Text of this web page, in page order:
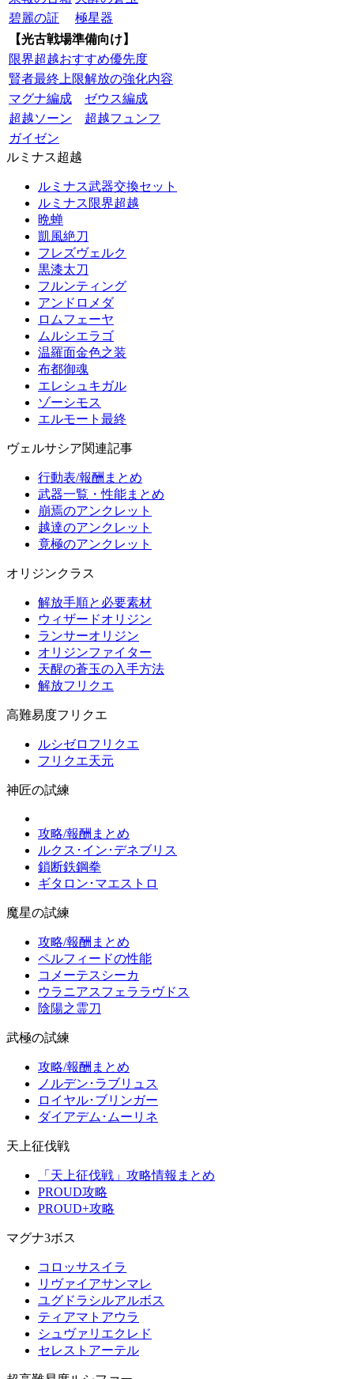
碧麗の証
極星器
【光古戦場準備向け】
限界超越おすすめ優先度
賢者最終上限解放の強化内容
マグナ編成
ゼウス編成
超越ソーン
超越フュンフ
ガイゼン
ルミナス超越
ルミナス武器交換セット
ルミナス限界超越
晩蝉
凱風絶刀
フレズヴェルク
黒漆太刀
フルンティング
アンドロメダ
ロムフェーヤ
ムルシエラゴ
温羅面金色之装
布都御魂
エレシュキガル
ゾーシモス
エルモート最終
ヴェルサシア関連記事
行動表/報酬まとめ
武器一覧・性能まとめ
崩焉のアンクレット
越達のアンクレット
竟極のアンクレット
オリジンクラス
解放手順と必要素材
ウィザードオリジン
ランサーオリジン
オリジンファイター
天醒の蒼玉の入手方法
解放フリクエ
高難易度フリクエ
ルシゼロフリクエ
フリクエ天元
神匠の試練
攻略/報酬まとめ
ルクス･イン･デネブリス
鎖断鉄鋼拳
ギタロン･マエストロ
魔星の試練
攻略/報酬まとめ
ペルフィードの性能
コメーテスシーカ
ウラニアスフェララヴドス
陰陽之霊刀
武極の試練
攻略/報酬まとめ
ノルデン･ラブリュス
ロイヤル･ブリンガー
ダイアデム･ムーリネ
天上征伐戦
「天上征伐戦」攻略情報まとめ
PROUD攻略
PROUD+攻略
マグナ3ボス
コロッサスイラ
リヴァイアサンマレ
ユグドラシルアルボス
ティアマトアウラ
シュヴァリエクレド
セレストアーテル